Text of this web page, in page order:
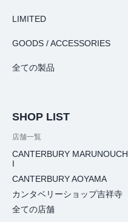
LIMITED
GOODS / ACCESSORIES
全ての製品
SHOP LIST
店舗一覧
CANTERBURY MARUNOUCH
I
CANTERBURY AOYAMA
カンタベリーショップ吉祥寺
全ての店舗